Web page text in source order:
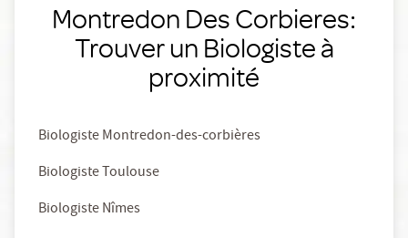
Montredon Des Corbieres:
Trouver un Biologiste à
proximité
Biologiste Montredon-des-corbières
Biologiste Toulouse
Biologiste Nîmes